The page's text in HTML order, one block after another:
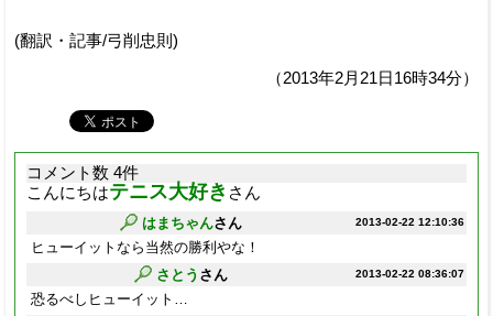
(翻訳・記事/弓削忠則)
（2013年2月21日16時34分）
コメント数 4件
こんにちはテニス大好き さん
2013-02-22 12:10:36
はまちゃんさん
ヒューイットなら当然の勝利やな！
2013-02-22 08:36:07
さとう さん
恐るべしヒューイット…